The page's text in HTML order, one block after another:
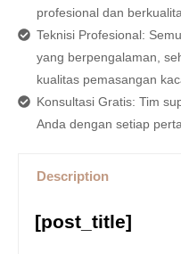
profesional dan
Teknisi Profesional:
yang berpengalaman,
kualitas pemasangan
Konsultasi Gratis: Tim
Anda dengan setiap
Description
[post_title]